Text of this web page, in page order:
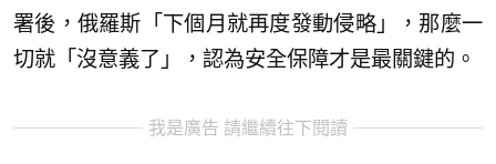
署後，俄羅斯「下個月就再度發動侵略」，那麼一
切就「沒意義了」，認為安全保障才是最關鍵的。
我是廣告 請繼續往下閱讀